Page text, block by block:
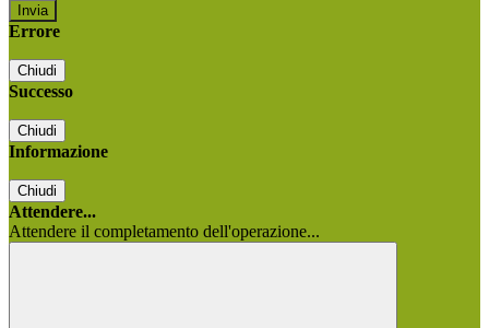
Errore
Chiudi
Successo
Chiudi
Informazione
Chiudi
Attendere...
Attendere il completamento dell'operazione...